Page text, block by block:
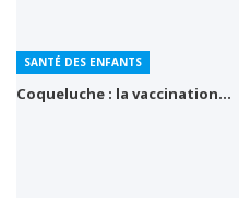
SANTÉ DES ENFANTS
Coqueluche : la vaccination…